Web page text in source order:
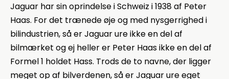
Jaguar har sin oprindelse i Schweiz i 1938 af Peter
Haas. For det trænede øje og med nysgerrighed i
bilindustrien, så er Jaguar ure ikke en del af
bilmærket og ej heller er Peter Haas ikke en del af
Formel 1 holdet Hass. Trods de to navne, der ligger
meget op af bilverdenen, så er Jaguar ure eget